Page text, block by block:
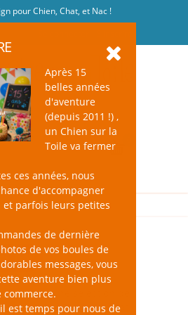
pour Chien, Chat, et Nac !
Après 15
belles années
d'aventure
(depuis 2011 !) ,
un Chien sur la
Toile va fermer
ces années, nous
d'accompagner
et parfois leurs petites
de dernière
de vos boules de
messages, vous
aventure bien plus
est temps pour nous de
Chat
c'est une sélection de
l’intérêt de votre chat